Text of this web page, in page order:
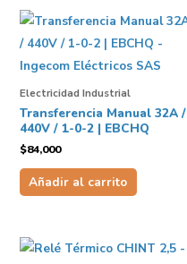
Electricidad Industrial
Transferencia Manual 32A /
440V / 1-0-2 | EBCHQ
$84,000
Añadir al carrito